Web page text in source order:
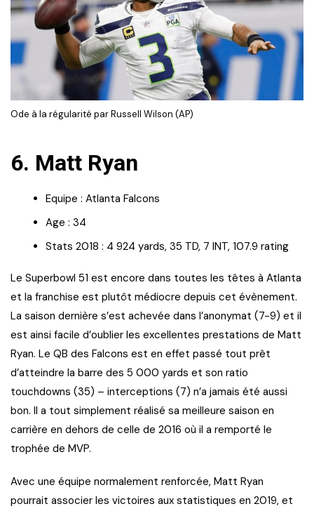
Ode à la régularité par Russell Wilson (AP)
6. Matt Ryan
Equipe : Atlanta Falcons
Age : 34
Stats 2018 : 4 924 yards, 35 TD, 7 INT, 107.9 rating
Le Superbowl 51 est encore dans toutes les têtes à Atlanta
et la franchise est plutôt médiocre depuis cet évènement.
La saison dernière s’est achevée dans l’anonymat (7-9) et il
est ainsi facile d’oublier les excellentes prestations de Matt
Ryan. Le QB des Falcons est en effet passé tout prêt
d’atteindre la barre des 5 000 yards et son ratio
touchdowns (35) – interceptions (7) n’a jamais été aussi
bon. Il a tout simplement réalisé sa meilleure saison en
carrière en dehors de celle de 2016 où il a remporté le
trophée de MVP.
Avec une équipe normalement renforcée, Matt Ryan
pourrait associer les victoires aux statistiques en 2019, et